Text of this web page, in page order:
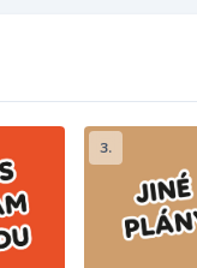
3.